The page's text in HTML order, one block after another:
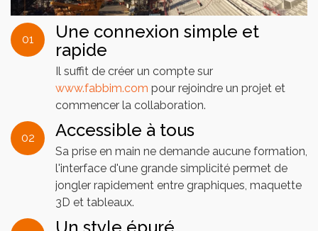
01
Une connexion simple et
rapide
Il suffit de créer un compte sur
www.fabbim.com pour rejoindre un projet et
commencer la collaboration.
02 Accessible à tous
Sa prise en main ne demande aucune formation,
l'interface d'une grande simplicité permet de
jongler rapidement entre graphiques, maquette
3D et tableaux.